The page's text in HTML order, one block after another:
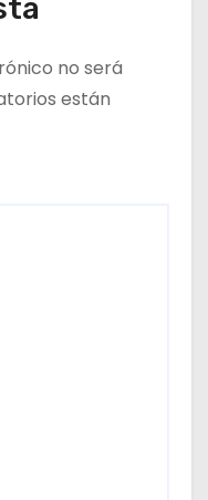
no será
están